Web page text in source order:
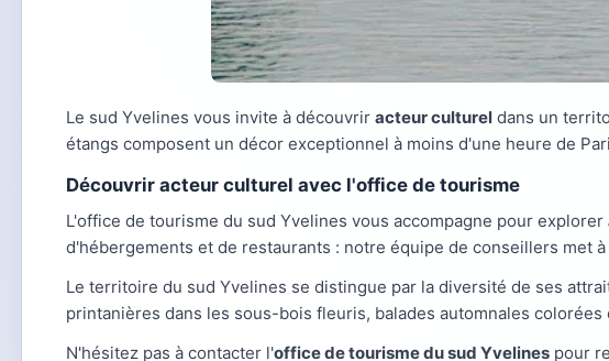
Le sud Yvelines vous invite à découvrir acteur culturel dans un
étangs composent un décor exceptionnel à moins d'une heure de
Découvrir acteur culturel avec l'office de tourisme
L'office de tourisme du sud Yvelines vous accompagne pour explorer
d'hébergements et de restaurants : notre équipe de conseillers met
Le territoire du sud Yvelines se distingue par la diversité de ses
printanières dans les sous-bois fleuris, balades automnales
N'hésitez pas à contacter l'office de tourisme du sud Yvelines pour